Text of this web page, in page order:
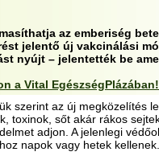
az emberiség
jelentő új vakcinálási
nyújt – jelentették be
a Vital EgészségPlázában!
szerint az új megközelítés
toxinok, sőt akár rákos
adjon. A jelenlegi
napok vagy hetek kellenek.